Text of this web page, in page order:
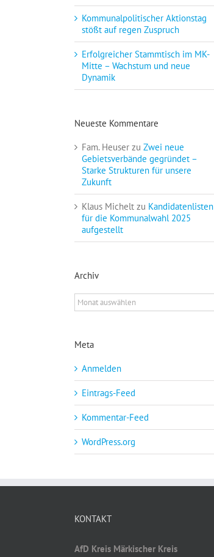
Kommunalpolitischer Aktionstag
stößt auf regen Zuspruch
Erfolgreicher Stammtisch im MK-
Mitte – Wachstum und neue
Dynamik
Neueste Kommentare
Fam. Heuser zu Zwei neue
Gebietsverbände gegründet –
Starke Strukturen für unsere
Zukunft
Klaus Michelt zu Kandidatenlisten
für die Kommunalwahl 2025
aufgestellt
Archiv
Archiv
Meta
Anmelden
Eintrags-Feed
Kommentar-Feed
WordPress.org
KONTAKT
AfD Kreis Märkischer Kreis